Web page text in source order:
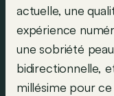
actuelle, une
expérience
une sobriété
bidirectionnelle,
millésime pour